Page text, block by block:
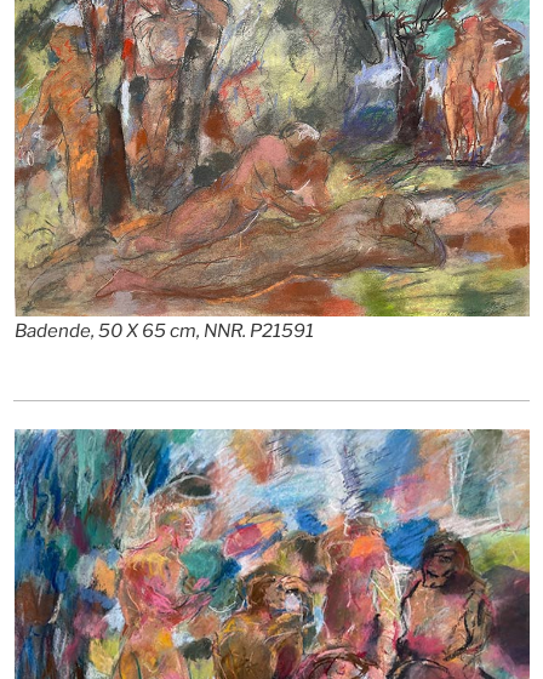
Badende, 50 X 65 cm, NNR. P21591